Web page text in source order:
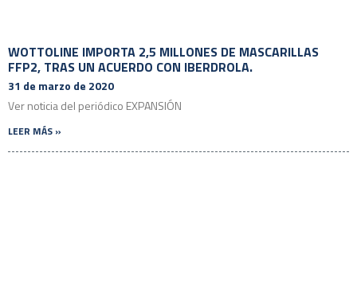
WOTTOLINE IMPORTA 2,5 MILLONES DE MASCARILLAS
FFP2, TRAS UN ACUERDO CON IBERDROLA.
31 de marzo de 2020
Ver noticia del periódico EXPANSIÓN
LEER MÁS »